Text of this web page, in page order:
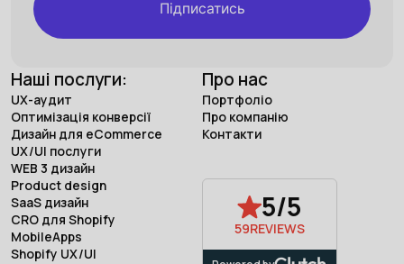
Наші послуги:
UX-аудит
Оптимізація конверсії
Дизайн для eCommerce
UX/UI послуги
WEB 3 дизайн
Product design
SaaS дизайн
CRO для Shopify
MobileApps
Shopify UX/UI
Про нас
Портфоліо
Про компанію
Контакти
5/5
59REVIEWS
Підписатись